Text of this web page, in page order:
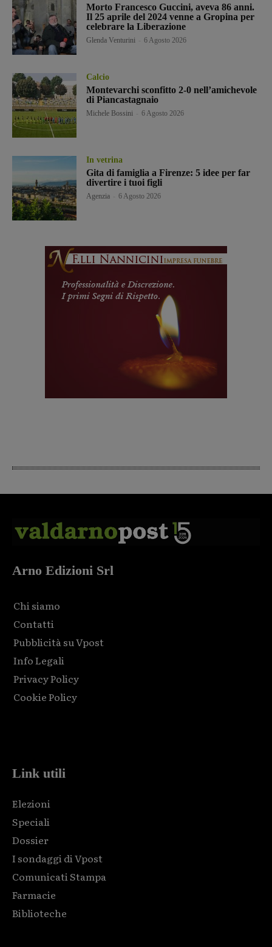
Morto Francesco Guccini, aveva 86 anni.
Il 25 aprile del 2024 venne a Gropina per
celebrare la Liberazione
Glenda Venturini 6 Agosto 2026
Calcio
Montevarchi sconfitto 2-0 nell’amichevole
di Piancastagnaio
Michele Bossini 6 Agosto 2026
In vetrina
Gita di famiglia a Firenze: 5 idee per far
divertire i tuoi figli
Agenzia 6 Agosto 2026
Arno Edizioni Srl
Chi siamo
Contatti
Pubblicità su Vpost
Info Legali
Privacy Policy
Cookie Policy
Link utili
Elezioni
Speciali
Dossier
I sondaggi di Vpost
Comunicati Stampa
Farmacie
Biblioteche